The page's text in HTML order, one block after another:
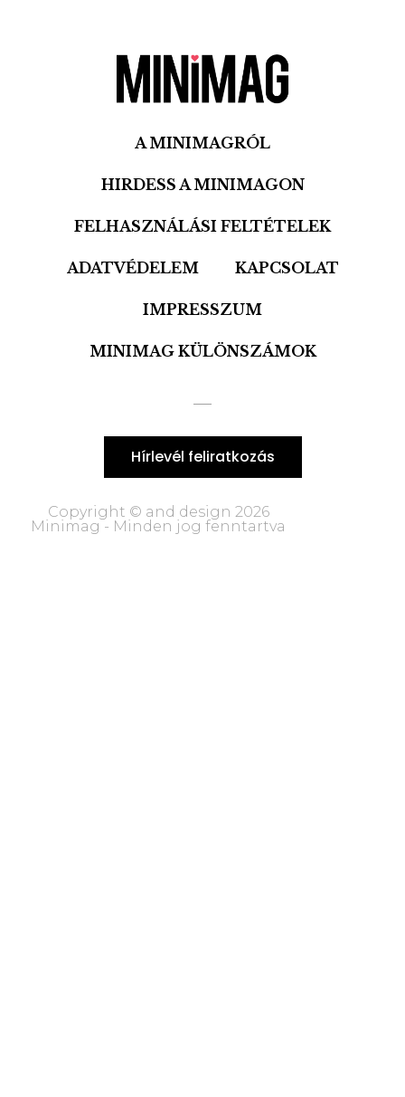
A MINIMAGRÓL
HIRDESS A MINIMAGON
FELHASZNÁLÁSI FELTÉTELEK
ADATVÉDELEM KAPCSOLAT
IMPRESSZUM
MINIMAG KÜLÖNSZÁMOK
Hírlevél feliratkozás
Copyright © and design 2026
Minimag - Minden jog fenntartva